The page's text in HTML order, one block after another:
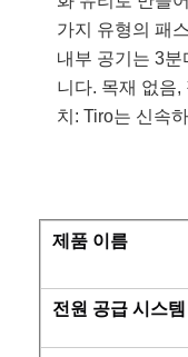
가지 유형의 패
내부 공기는 3분
니다. 목재 없음,
치: Tiro는 신속
제품 이름
전원 공급 시스템